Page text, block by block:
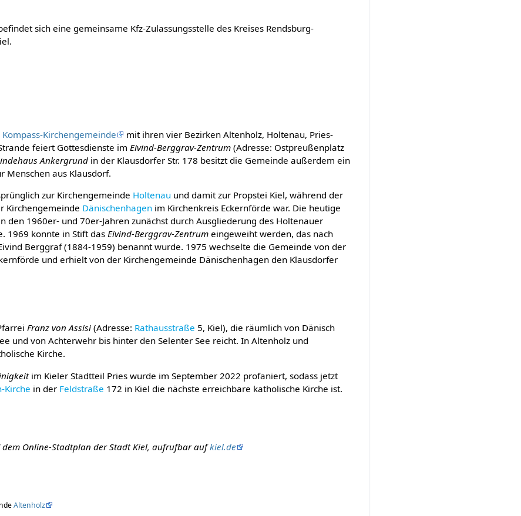
sich eine gemeinsame Kfz-Zulassungsstelle des Kreises Rendsburg-
Kirchengemeinde
mit ihren vier Bezirken Altenholz, Holtenau, Pries-
feiert Gottesdienste im Eivind-Berggrav-Zentrum (Adresse: Ostpreußenplatz
Ankergrund in der Klausdorfer Str. 178 besitzt die Gemeinde außerdem ein
Menschen aus Klausdorf.
zur Kirchengemeinde Holtenau und damit zur Propstei Kiel, während der
Kirchengemeinde Dänischenhagen im Kirchenkreis Eckernförde war. Die heutige
den 1960er- und 70er-Jahren zunächst durch Ausgliederung des Holtenauer
1969 konnte in Stift das Eivind-Berggrav-Zentrum eingeweiht werden, das nach
Berggraf (1884-1959) benannt wurde. 1975 wechselte die Gemeinde von der
und erhielt von der Kirchengemeinde Dänischenhagen den Klausdorfer
Franz von Assisi (Adresse: Rathausstraße 5, Kiel), die räumlich von Dänisch
und von Achterwehr bis hinter den Selenter See reicht. In Altenholz und
Kirche.
im Kieler Stadtteil Pries wurde im September 2022 profaniert, sodass jetzt
Kirche in der Feldstraße 172 in Kiel die nächste erreichbare katholische Kirche ist.
Online-Stadtplan der Stadt Kiel, aufrufbar aufkiel.de
Altenholz